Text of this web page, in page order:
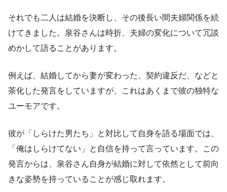
それでも二人は結婚を決断し、その後長い間夫婦関係を続
けてきました。泉谷さんは時折、夫婦の変化について冗談
めかして語ることがあります。
例えば、結婚してから妻が変わった、契約違反だ、などと
茶化した発言をしていますが、これはあくまで彼の独特な
ユーモアです。
彼が「しらけた男たち」と対比して自身を語る場面では、
「俺はしらけてない」と自信を持って言っています。この
発言からは、泉谷さん自身が結婚に対して依然として前向
きな姿勢を持っていることが感じ取れます。